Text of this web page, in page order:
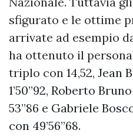
sfigurato e le ottime
arrivate ad esempio
ha ottenuto il
triplo con 14,52, Jean
1’50”92, Roberto
53”86 e Gabriele
con 49’56”68.